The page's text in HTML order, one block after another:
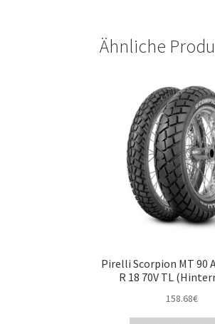
Ähnliche
Pirelli Scorpion MT 90
R 18 70V TL
158.68€